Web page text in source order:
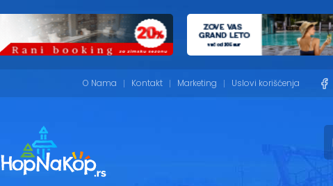
O Nama Kontakt Marketing Uslovi korišćenja